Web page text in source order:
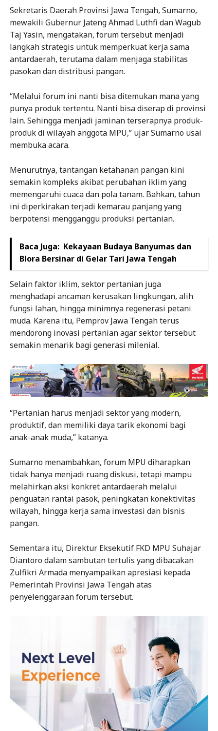
Sekretaris Daerah Provinsi Jawa Tengah, Sumarno,
mewakili Gubernur Jateng Ahmad Luthfi dan Wagub
Taj Yasin, mengatakan, forum tersebut menjadi
langkah strategis untuk memperkuat kerja sama
antardaerah, terutama dalam menjaga stabilitas
pasokan dan distribusi pangan.
“Melalui forum ini nanti bisa ditemukan mana yang
punya produk tertentu. Nanti bisa diserap di provinsi
lain. Sehingga menjadi jaminan terserapnya produk-
produk di wilayah anggota MPU,” ujar Sumarno usai
membuka acara.
Menurutnya, tantangan ketahanan pangan kini
semakin kompleks akibat perubahan iklim yang
memengaruhi cuaca dan pola tanam. Bahkan, tahun
ini diperkirakan terjadi kemarau panjang yang
berpotensi mengganggu produksi pertanian.
Baca Juga: Kekayaan Budaya Banyumas dan
Blora Bersinar di Gelar Tari Jawa Tengah
Selain faktor iklim, sektor pertanian juga
menghadapi ancaman kerusakan lingkungan, alih
fungsi lahan, hingga minimnya regenerasi petani
muda. Karena itu, Pemprov Jawa Tengah terus
mendorong inovasi pertanian agar sektor tersebut
semakin menarik bagi generasi milenial.
“Pertanian harus menjadi sektor yang modern,
produktif, dan memiliki daya tarik ekonomi bagi
anak-anak muda,” katanya.
Sumarno menambahkan, forum MPU diharapkan
tidak hanya menjadi ruang diskusi, tetapi mampu
melahirkan aksi konkret antardaerah melalui
penguatan rantai pasok, peningkatan konektivitas
wilayah, hingga kerja sama investasi dan bisnis
pangan.
Sementara itu, Direktur Eksekutif FKD MPU Suhajar
Diantoro dalam sambutan tertulis yang dibacakan
Zulfikri Armada menyampaikan apresiasi kepada
Pemerintah Provinsi Jawa Tengah atas
penyelenggaraan forum tersebut.